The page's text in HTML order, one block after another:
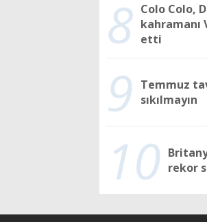
8 Colo Colo,
kahramanı
etti
9
Temmuz
sıkılmayın
10 rekor